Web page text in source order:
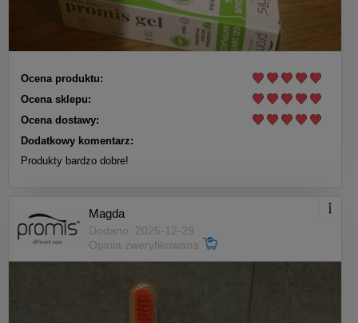
Ocena produktu:
Ocena sklepu:
Ocena dostawy:
Dodatkowy komentarz:
Produkty bardzo dobre!
Magda
Dodano: 2025-12-29
Opinia zweryfikowana